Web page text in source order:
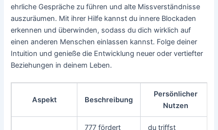
ehrliche Gespräche zu führen und alte Missverständnisse
auszuräumen. Mit ihrer Hilfe kannst du innere Blockaden
erkennen und überwinden, sodass du dich wirklich auf
einen anderen Menschen einlassen kannst. Folge deiner
Intuition und genieße die Entwicklung neuer oder vertiefter
Beziehungen in deinem Leben.
Aspekt Beschreibung
Persönlicher
Nutzen
777 fördert du triffst